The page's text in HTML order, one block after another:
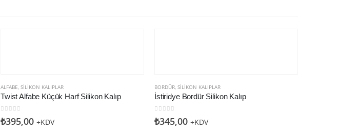
ALFABE, SILIKON KALIPLAR
Twist Alfabe Küçük Harf Silikon Kalıp
0
₺395,00 +KDV
BORDÜR, SILIKON KALIPLAR
İstiridye Bordür Silikon Kalıp
0
₺345,00 +KDV